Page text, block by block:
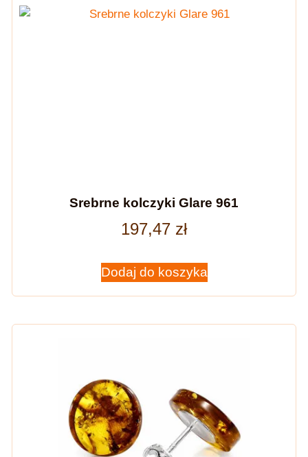
Srebrne kolczyki Glare 961
197,47 zł
Dodaj do koszyka